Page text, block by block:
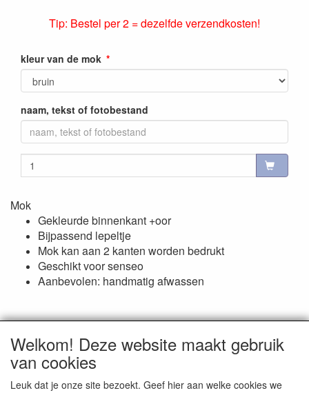
Tip: Bestel per 2 = dezelfde verzendkosten!
kleur van de mok
naam, tekst of fotobestand
Mok
Gekleurde binnenkant +oor
Bijpassend lepeltje
Mok kan aan 2 kanten worden bedrukt
Geschikt voor senseo
Aanbevolen: handmatig afwassen
Reviews
Welkom! Deze website maakt gebruik
van cookies
Leuk dat je onze site bezoekt. Geef hier aan welke cookies we